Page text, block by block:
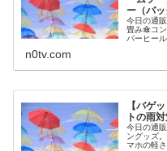
ー（バ
今日の通
畳み傘コ
バーヒー
n0tv.com
【バゲ
トの雨
今日の通
ングッズ
マホの軽